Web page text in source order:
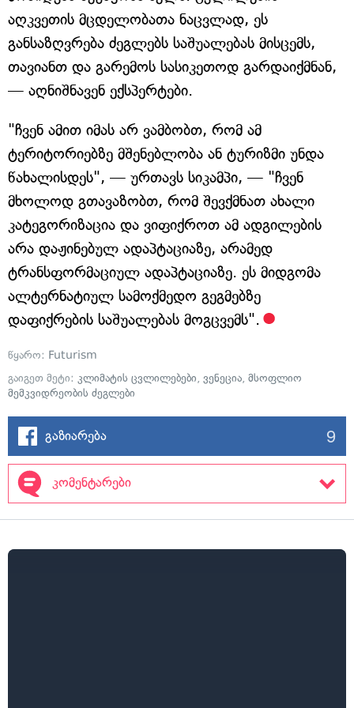
აღკვეთის მცდელობათა ნაცვლად, ეს
განსაზღვრება ძეგლებს საშუალებას მისცემს,
თავიანთ და გარემოს სასიკეთოდ გარდაიქმნან,
— აღნიშნავენ ექსპერტები.
"ჩვენ ამით იმას არ ვამბობთ, რომ ამ
ტერიტორიებზე მშენებლობა ან ტურიზმი უნდა
წახალისდეს", — ურთავს სიკამპი, — "ჩვენ
მხოლოდ გთავაზობთ, რომ შევქმნათ ახალი
კატეგორიზაცია და ვიფიქროთ ამ ადგილების
არა დაჟინებულ ადაპტაციაზე, არამედ
ტრანსფორმაციულ ადაპტაციაზე. ეს მიდგომა
ალტერნატიულ სამოქმედო გეგმებზე
დაფიქრების საშუალებას მოგცვემს".
წყარო: Futurism
გაიგეთ მეტი: კლიმატის ცვლილებები, ვენეცია, მსოფლიო
მემკვიდრეობის ძეგლები
გაზიარება 9
კომენტარები